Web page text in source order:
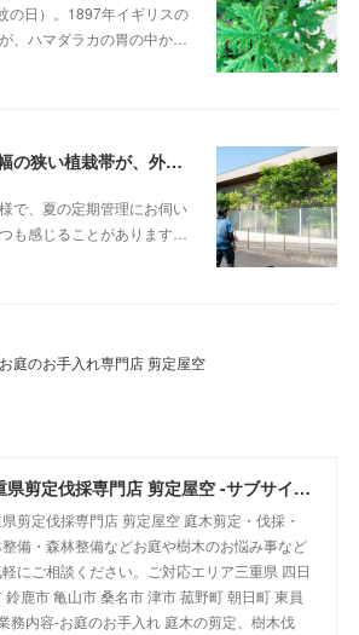
の日）。1897年イギリスの
、ハマダラカの胃の中か…
鈴鹿市 小林歯科様｜幅の狭い植栽帯が、外から見ると緑の壁になる
で、夏の定期管理にお伺い
も感じることがあります…
庭のお手入れ専門店 剪定屋空
三重県剪定伐採専門店 剪定屋空 -サブサイト-
剪定伐採専門店 剪定屋空 庭木剪定・伐採・
備・森林整備などお庭や樹木のお悩み事など
にご相談ください。ご対応エリア三重県 四日
鈴鹿市 亀山市 桑名市 津市 菰野町 朝日町 東員
務内容-お庭のお手入れ 庭木の剪定、樹木伐